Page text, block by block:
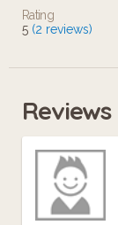
Rating
5 (2 reviews)
Reviews